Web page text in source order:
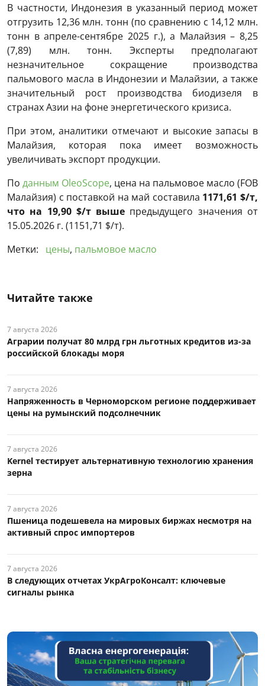
В частности, Индонезия в указанный период может
отгрузить 12,36 млн. тонн (по сравнению с 14,12 млн.
тонн в апреле-сентябре 2025 г.), а Малайзия – 8,25
(7,89) млн. тонн. Эксперты предполагают
незначительное сокращение производства
пальмового масла в Индонезии и Малайзии, а также
значительный рост производства биодизеля в
странах Азии на фоне энергетического кризиса.
При этом, аналитики отмечают и высокие запасы в
Малайзия, которая пока имеет возможность
увеличивать экспорт продукции.
По данным OleoScope, цена на пальмовое масло (FOB
Малайзия) с поставкой на май составила 1171,61 $/т,
что на 19,90 $/т выше предыдущего значения от
15.05.2026 г. (1151,71 $/т).
Метки:
цены, пальмовое масло
Читайте также
7 августа 2026
Аграрии получат 80 млрд грн льготных кредитов из-за
российской блокады моря
7 августа 2026
Напряженность в Черноморском регионе поддерживает
цены на румынский подсолнечник
7 августа 2026
Kernel тестирует альтернативную технологию хранения
зерна
7 августа 2026
Пшеница подешевела на мировых биржах несмотря на
активный спрос импортеров
7 августа 2026
В следующих отчетах УкрАгроКонсалт: ключевые
сигналы рынка